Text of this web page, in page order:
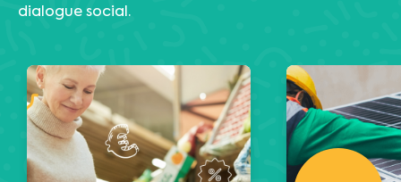
dialogue social.